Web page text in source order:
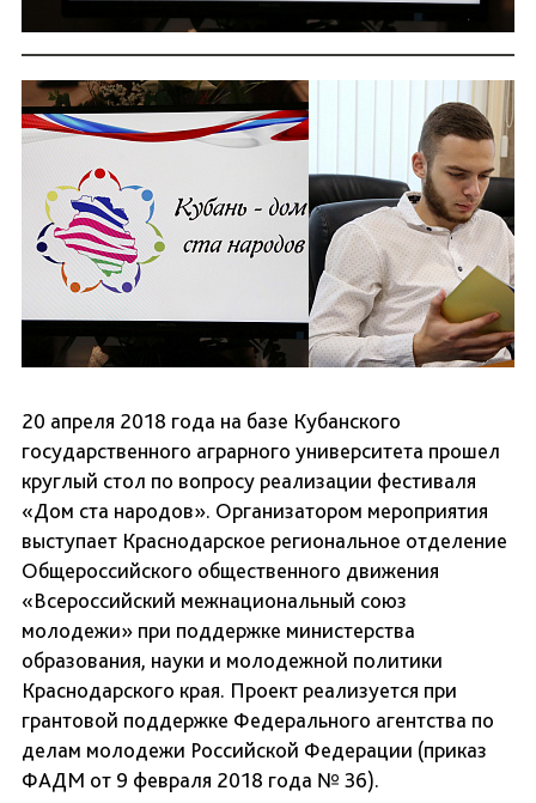
20 апреля 2018 года на базе Кубанского
государственного аграрного университета прошел
круглый стол по вопросу реализации фестиваля
«Дом ста народов». Организатором мероприятия
выступает Краснодарское региональное отделение
Общероссийского общественного движения
«Всероссийский межнациональный союз
молодежи» при поддержке министерства
образования, науки и молодежной политики
Краснодарского края. Проект реализуется при
грантовой поддержке Федерального агентства по
делам молодежи Российской Федерации (приказ
ФАДМ от 9 февраля 2018 года № 36).